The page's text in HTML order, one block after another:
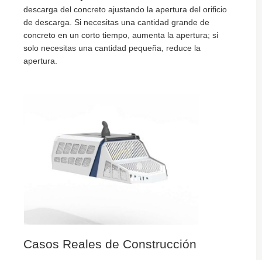
descarga del concreto ajustando la apertura del orificio
de descarga. Si necesitas una cantidad grande de
concreto en un corto tiempo, aumenta la apertura; si
solo necesitas una cantidad pequeña, reduce la
apertura.
Casos Reales de Construcción